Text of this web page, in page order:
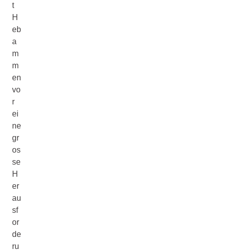
t
H
eb
a
m
m
en
vo
r
ei
ne
gr
os
se
H
er
au
sf
or
de
ru